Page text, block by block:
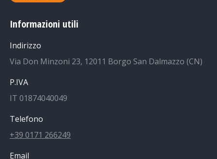
Informazioni utili
Indirizzo
Via Don Minzoni 23, 12011 Borgo San Dalmazzo (CN)
P.IVA
IT 01874040049
Telefono
+39 0171 266249
Email